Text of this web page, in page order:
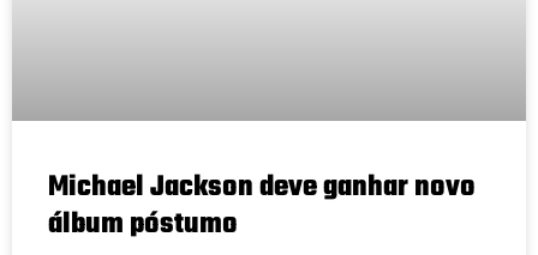
Michael Jackson deve ganhar novo
álbum póstumo